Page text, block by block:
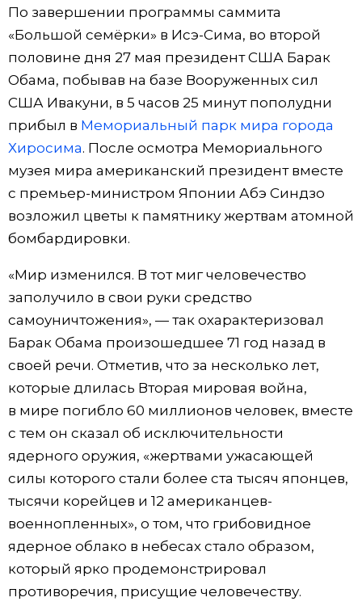
По завершении программы саммита
«Большой семёрки» в Исэ-Сима, во второй
половине дня 27 мая президент США Барак
Обама, побывав на базе Вооруженных сил
США Ивакуни, в 5 часов 25 минут пополудни
прибыл в Мемориальный парк мира города
Хиросима. После осмотра Мемориального
музея мира американский президент вместе
с премьер-министром Японии Абэ Синдзо
возложил цветы к памятнику жертвам атомной
бомбардировки.
«Мир изменился. В тот миг человечество
заполучило в свои руки средство
самоуничтожения», — так охарактеризовал
Барак Обама произошедшее 71 год назад в
своей речи. Отметив, что за несколько лет,
которые длилась Вторая мировая война,
в мире погибло 60 миллионов человек, вместе
с тем он сказал об исключительности
ядерного оружия, «жертвами ужасающей
силы которого стали более ста тысяч японцев,
тысячи корейцев и 12 американцев-
военнопленных», о том, что грибовидное
ядерное облако в небесах стало образом,
который ярко продемонстрировал
противоречия, присущие человечеству.